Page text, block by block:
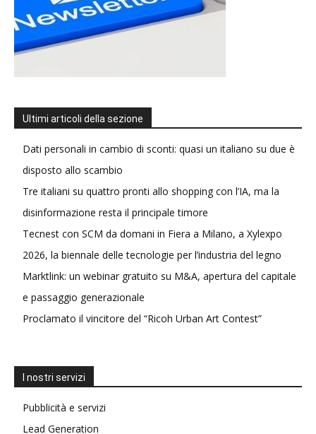
Ultimi articoli della sezione
Dati personali in cambio di sconti: quasi un italiano su due è
disposto allo scambio
Tre italiani su quattro pronti allo shopping con l’IA, ma la
disinformazione resta il principale timore
Tecnest con SCM da domani in Fiera a Milano, a Xylexpo
2026, la biennale delle tecnologie per l’industria del legno
Marktlink: un webinar gratuito su M&A, apertura del capitale
e passaggio generazionale
Proclamato il vincitore del “Ricoh Urban Art Contest”
I nostri servizi
Pubblicità e servizi
Lead Generation